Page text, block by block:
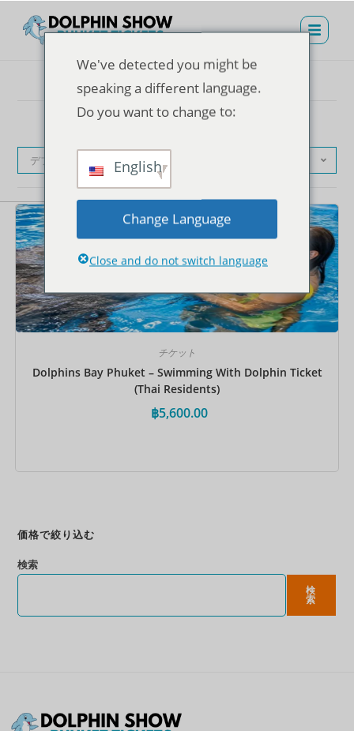
デフォルト表示
チケット
Dolphins Bay Phuket – Swimming With Dolphin Ticket
(Thai Residents)
฿5,600.00
価格で絞り込む
検索
検
索
We've detected you might be
speaking a different language.
Do you want to change to:
English
Change Language
Close and do not switch language